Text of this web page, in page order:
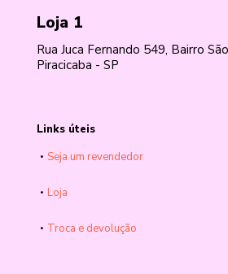
Loja 1
Rua Juca Fernando 549, Bairro
Piracicaba - SP
Links úteis
Seja um revendedor
Loja
Troca e devolução